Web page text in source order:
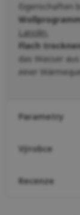
Eigenschaften
Lanolin.
Flach
das Wasser
einer
Parametry
Výrobce
Recenze